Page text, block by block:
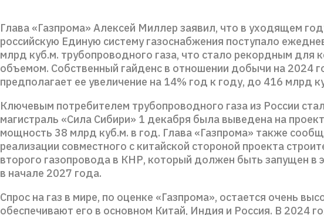
Глава «Газпрома» Алексей Миллер заявил, что в уходящем
российскую Единую систему газоснабжения поступало
млрд куб.м. трубопроводного газа, что стало рекордным для
объемом. Собственный гайденс в отношении добычи на 2024
предполагает ее увеличение на 14% год к году, до 416 млрд
Ключевым потребителем трубопроводного газа из России
магистраль «Сила Сибири» 1 декабря была выведена на
мощность 38 млрд куб.м. в год. Глава «Газпрома» также
реализации совместного с китайской стороной проекта
второго газопровода в КНР, который должен быть запущен в
в начале 2027 года.
Спрос на газ в мире, по оценке «Газпрома», остается очень
обеспечивают его в основном Китай, Индия и Россия. В 2024